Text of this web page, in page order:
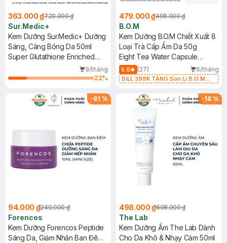
363.000 ₫720.000 ₫
Sur.Medic+
Kem Dưỡng Sur.Medic+ Dưỡng
Sáng, Căng Bóng Da 50ml
Super Glutathione Enriched
9/tháng
22%
479.000 ₫498.000 ₫
B.O.M
Kem Dưỡng B.O.M Chiết Xuất 8
Loại Trà Cấp Ẩm Da 50g
Eight Tea Water Capsule
Cream
5.0 (27) 6/tháng
BILL 399K TẶNG Son Lì B.O.M
(SL có hạn)
-61 %
94.000 ₫240.000 ₫
Forencos
Kem Dưỡng Forencos Peptide
Sáng Da, Giảm Nhăn Ban Đêm
-18 %
498.000 ₫608.000 ₫
The Lab
Kem Dưỡng Ẩm The Lab Dành
Cho Da Khô & Nhạy Cảm 50ml